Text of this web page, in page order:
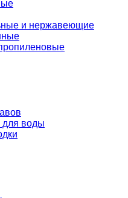
и нержавеющие
для воды